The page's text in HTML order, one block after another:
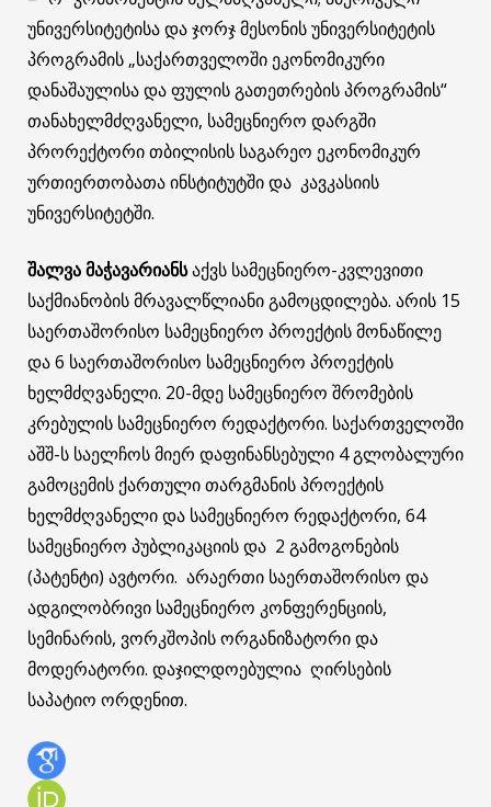
უნივერსიტეტისა და ჯორჯ მესონის უნივერსიტეტის
პროგრამის „საქართველოში ეკონომიკური
დანაშაულისა და ფულის გათეთრების პროგრამის“
თანახელმძღვანელი, სამეცნიერო დარგში
პრორექტორი თბილისის საგარეო ეკონომიკურ
ურთიერთობათა ინსტიტუტში და კავკასიის
უნივერსიტეტში.
შალვა მაჭავარიანსაქვს სამეცნიერო-კვლევითი
საქმიანობის მრავალწლიანი გამოცდილება. არის 15
საერთაშორისო სამეცნიერო პროექტის მონაწილე
და 6 საერთაშორისო სამეცნიერო პროექტის
ხელმძღვანელი. 20-მდე სამეცნიერო შრომების
კრებულის სამეცნიერო რედაქტორი. საქართველოში
აშშ-ს საელჩოს მიერ დაფინანსებული 4 გლობალური
გამოცემის ქართული თარგმანის პროექტის
ხელმძღვანელი და სამეცნიერო რედაქტორი, 64
სამეცნიერო პუბლიკაციის და 2 გამოგონების
(პატენტი) ავტორი. არაერთი საერთაშორისო და
ადგილობრივი სამეცნიერო კონფერენციის,
სემინარის, ვორკშოპის ორგანიზატორი და
მოდერატორი. დაჯილდოებულია ღირსების
საპატიო ორდენით.